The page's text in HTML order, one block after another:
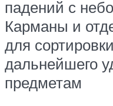
падений с
Карманы и
для
дальнейшего
предметам